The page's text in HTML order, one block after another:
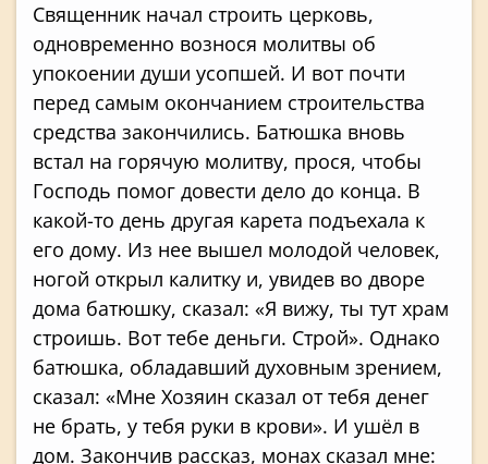
Священник начал строить церковь,
одновременно вознося молитвы об
упокоении души усопшей. И вот почти
перед самым окончанием строительства
средства закончились. Батюшка вновь
встал на горячую молитву, прося, чтобы
Господь помог довести дело до конца. В
какой-то день другая карета подъехала к
его дому. Из нее вышел молодой человек,
ногой открыл калитку и, увидев во дворе
дома батюшку, сказал: «Я вижу, ты тут храм
строишь. Вот тебе деньги. Строй». Однако
батюшка, обладавший духовным зрением,
сказал: «Мне Хозяин сказал от тебя денег
не брать, у тебя руки в крови». И ушёл в
дом. Закончив рассказ, монах сказал мне: